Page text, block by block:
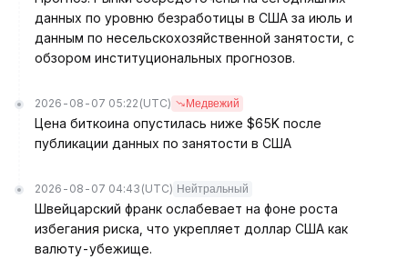
данных по уровню безработицы в США за июль и
данным по несельскохозяйственной занятости, с
обзором институциональных прогнозов.
2026-08-07 05:22 (UTC) Медвежий
Цена биткоина опустилась ниже $65K после
публикации данных по занятости в США
2026-08-07 04:43 (UTC) Нейтральный
Швейцарский франк ослабевает на фоне роста
избегания риска, что укрепляет доллар США как
валюту-убежище.